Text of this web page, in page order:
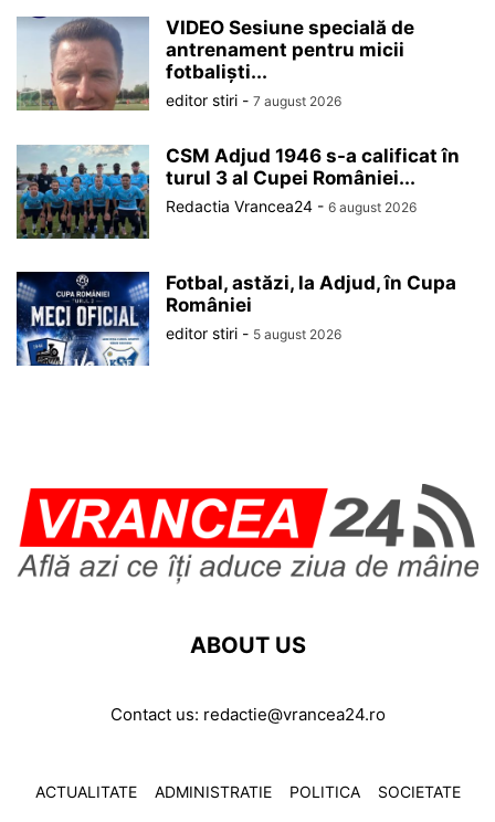
VIDEO Sesiune specială de
antrenament pentru micii
fotbaliști...
editor stiri - 7 august 2026
CSM Adjud 1946 s-a calificat în
turul 3 al Cupei României...
Redactia Vrancea24 - 6 august 2026
Fotbal, astăzi, la Adjud, în Cupa
României
editor stiri - 5 august 2026
ABOUT US
Contact us: redactie@vrancea24.ro
ACTUALITATE ADMINISTRATIE POLITICA SOCIETATE